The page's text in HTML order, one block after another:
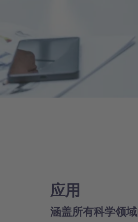
应用
涵盖所有科学领